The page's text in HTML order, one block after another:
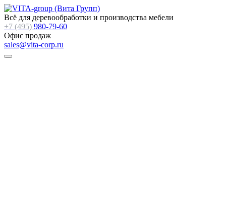
Всё для деревообработки и производства мебели
+7 (495) 980-79-60
Офис продаж
sales@vita-corp.ru